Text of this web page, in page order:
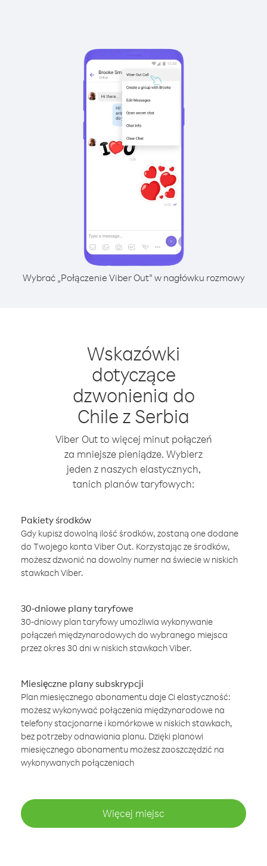
Wybrać „Połączenie Viber Out” w nagłówku rozmowy
Wskazówki
dotyczące
dzwonienia do
Chile z Serbia
Viber Out to więcej minut połączeń
za mniejsze pieniądze. Wybierz
jeden z naszych elastycznych,
tanich planów taryfowych:
Pakiety środków
Gdy kupisz dowolną ilość środków, zostaną one dodane
do Twojego konta Viber Out. Korzystając ze środków,
możesz dzwonić na dowolny numer na świecie w niskich
stawkach Viber.
30-dniowe plany taryfowe
30-dniowy plan taryfowy umożliwia wykonywanie
połączeń międzynarodowych do wybranego miejsca
przez okres 30 dni w niskich stawkach Viber.
Miesięczne plany subskrypcji
Plan miesięcznego abonamentu daje Ci elastyczność:
możesz wykonywać połączenia międzynarodowe na
telefony stacjonarne i komórkowe w niskich stawkach,
bez potrzeby odnawiania planu. Dzięki planowi
miesięcznego abonamentu możesz zaoszczędzić na
wykonywanych połączeniach
Więcej miejsc